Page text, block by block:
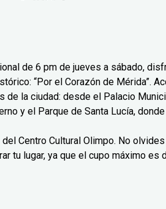
de 6 pm de jueves a sábado,
“Por el Corazón de Mérida”.
la ciudad: desde el Palacio
y el Parque de Santa Lucía,
Centro Cultural Olimpo. No
tu lugar, ya que el cupo máximo es